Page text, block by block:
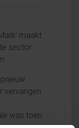
maakt
sector
vervangen
was toen